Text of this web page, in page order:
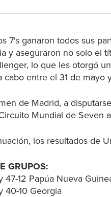
7's ganaron todos sus
y aseguraron no solo el
lo que les otorgó
cabo entre el 31 de mayo
de Madrid, a
Mundial de Seven
los resultados de
GRUPOS:
47-12 Papúa Nueva
40-10 Georgia